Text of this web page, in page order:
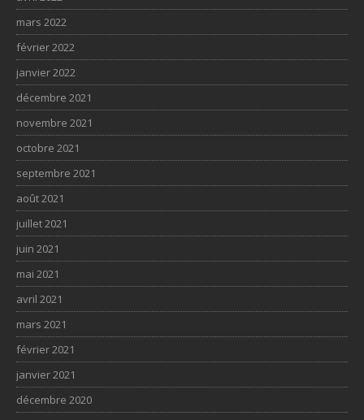
mars 2022
février 2022
janvier 2022
décembre 2021
novembre 2021
octobre 2021
septembre 2021
août 2021
juillet 2021
juin 2021
mai 2021
avril 2021
mars 2021
février 2021
janvier 2021
décembre 2020